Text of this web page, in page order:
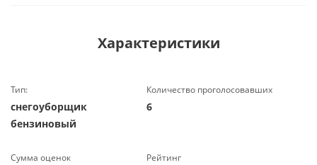
Характеристики
Тип:
снегоуборщик
бензиновый
Количество проголосовавших
6
Сумма оценок Рейтинг